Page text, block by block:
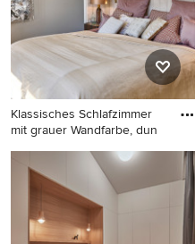
Klassisches Schlafzimmer
mit grauer Wandfarbe, dun
Klassisches Schlafzimmer mit
grauer Wandfarbe, dunklem
Holzboden und braunem
Boden in München